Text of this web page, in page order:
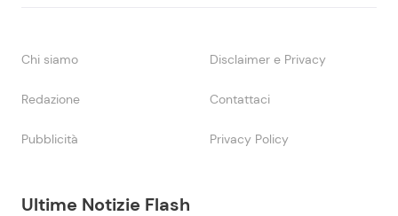
Ultime Notizie Flash
Chi siamo Disclaimer e Privacy
Redazione Contattaci
Pubblicità Privacy Policy